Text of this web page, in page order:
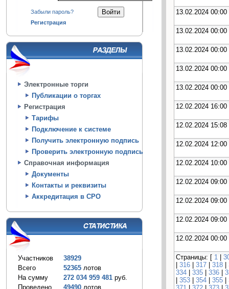
Забыли пароль?
Регистрация
Электронные торги
Публикации о торгах
Регистрация
Тарифы
Подключение к системе
Получить электронную подпись
Проверить электронную подпись
Справочная информация
Документы
Контакты и реквизиты
Аккредитация в СРО
Участников
38929
Всего
52365 лотов
На сумму
272 034 959 481 руб.
Проведено
49490 лотов
13.02.2024 00:00
13.02.2024 00:00
13.02.2024 00:00
13.02.2024 00:00
13.02.2024 00:00
12.02.2024 16:00
12.02.2024 15:08
12.02.2024 12:00
12.02.2024 10:00
12.02.2024 09:00
12.02.2024 09:00
12.02.2024 09:00
12.02.2024 00:00
Страницы: [ 1 |
| 316 | 317 | 318 |
334 | 335 | 336 |
| 353 | 354 | 355 |